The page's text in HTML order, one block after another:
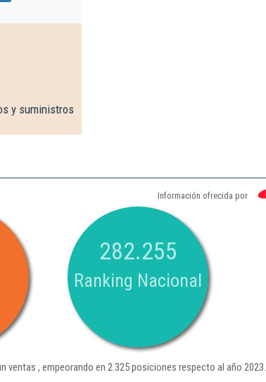
y suministros
Información ofrecida por
282.255
Ranking Nacional
ventas , empeorando en 2.325 posiciones respecto al año 2023.